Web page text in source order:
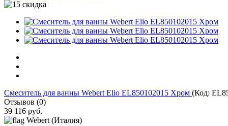
Cмеситель для ванны Webert Elio EL850102015 Хром (Код:
Отзывов (0)
39 116 руб.
Webert (Италия)